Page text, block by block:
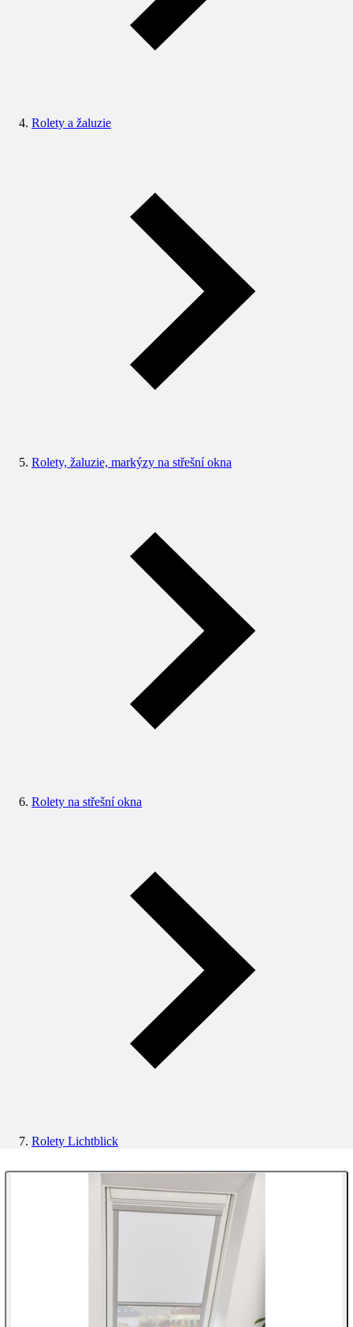
Rolety a žaluzie
Rolety, žaluzie, markýzy na střešní okna
Rolety na střešní okna
Rolety Lichtblick